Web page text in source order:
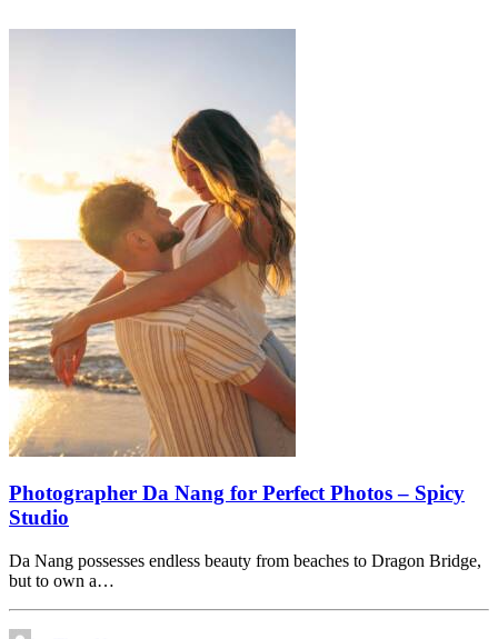
Photographer Da Nang for Perfect Photos – Spicy
Studio
Da Nang possesses endless beauty from beaches to Dragon Bridge,
but to own a…